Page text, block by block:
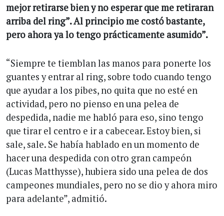
mejor retirarse bien y no esperar que me retiraran
arriba del ring”. Al principio me costó bastante,
pero ahora ya lo tengo prácticamente asumido”.
“Siempre te tiemblan las manos para ponerte los
guantes y entrar al ring, sobre todo cuando tengo
que ayudar a los pibes, no quita que no esté en
actividad, pero no pienso en una pelea de
despedida, nadie me habló para eso, sino tengo
que tirar el centro e ir a cabecear. Estoy bien, si
sale, sale. Se había hablado en un momento de
hacer una despedida con otro gran campeón
(Lucas Matthysse), hubiera sido una pelea de dos
campeones mundiales, pero no se dio y ahora miro
para adelante”, admitió.